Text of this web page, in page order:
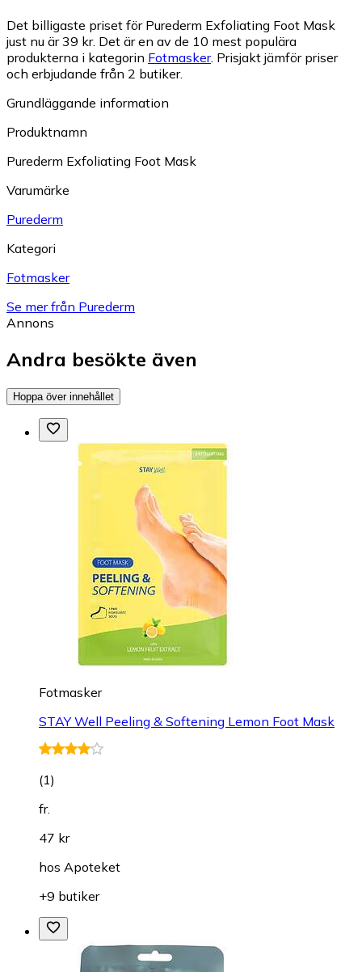
Det billigaste priset för Purederm Exfoliating Foot Mask
just nu är 39 kr. Det är en av de 10 mest populära
produkterna i kategorin Fotmasker. Prisjakt jämför priser
och erbjudande från 2 butiker.
Grundläggande information
Produktnamn
Purederm Exfoliating Foot Mask
Varumärke
Purederm
Kategori
Fotmasker
Se mer från Purederm
Annons
Andra besökte även
Hoppa över innehållet
Fotmasker
STAY Well Peeling & Softening Lemon Foot Mask
(1)
fr.
47 kr
hos Apoteket
+9 butiker